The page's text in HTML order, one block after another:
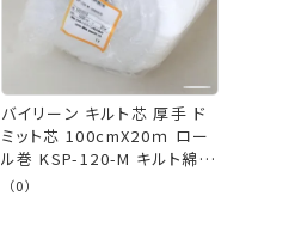
バイリーン キルト芯 厚手 ド
ミット芯 100cmX20ｍ ロー
ル巻 KSP-120-M キルト綿
メーカー直送 代引不可 日時
（0）